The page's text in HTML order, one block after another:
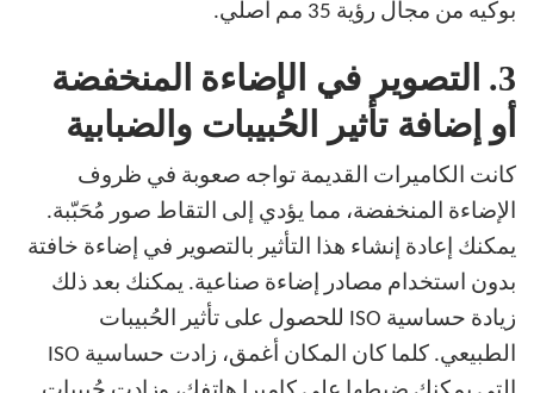
بوكيه من مجال رؤية 35 مم أصلي.
3.
التصوير في الإضاءة المنخفضة
أو إضافة تأثير الحُبيبات والضبابية
كانت الكاميرات القديمة تواجه صعوبة في ظروف
الإضاءة المنخفضة، مما يؤدي إلى التقاط صور مُحَبّبة.
يمكنك إعادة إنشاء هذا التأثير بالتصوير في إضاءة خافتة
بدون استخدام مصادر إضاءة صناعية. يمكنك بعد ذلك
زيادة حساسية ISO للحصول على تأثير الحُبيبات
الطبيعي. كلما كان المكان أغمق، زادت حساسية ISO